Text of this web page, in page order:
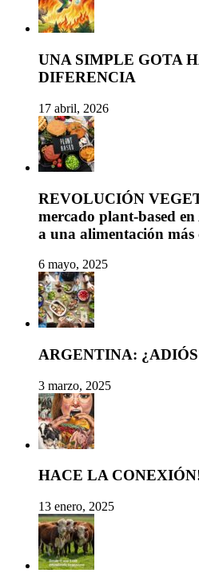
UNA SIMPLE GOTA
DIFERENCIA
17 abril, 2026
REVOLUCIÓN
mercado plant-based
a una alimentación más
6 mayo, 2025
ARGENTINA:
3 marzo, 2025
HACE LA
13 enero, 2025